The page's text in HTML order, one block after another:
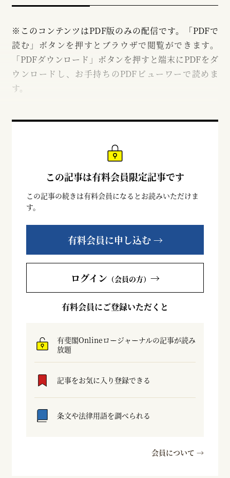
※このコンテンツはPDF版のみの配信です。「PDFで
読む」ボタンを押すとブラウザで閲覧ができます。
「PDFダウンロード」ボタンを押すと端末にPDFをダ
ウンロードし、お手持ちのPDFビューワーで読めま
す。
この記事は有料会員限定記事です
この記事の続きは有料会員になるとお読みいただけま
す。
有料会員に申し込む →
ログイン （会員の方） →
有料会員にご登録いただくと
有斐閣Onlineロージャーナルの記事が読み
放題
記事をお気に入り登録できる
条文や法律用語を調べられる
会員について →